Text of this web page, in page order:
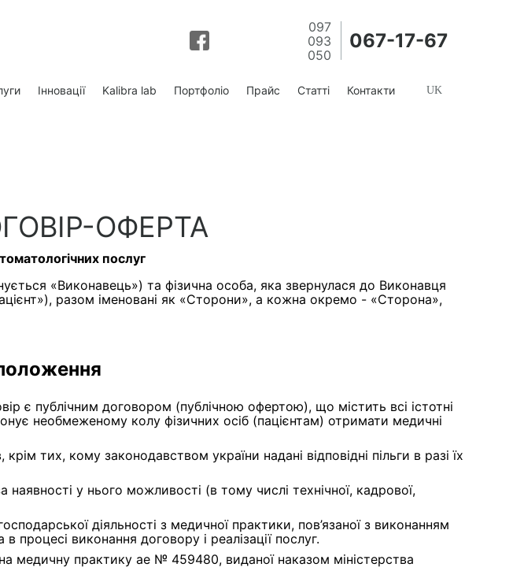
097
093
050
067-17-67
Інновації Kalibra lab Портфолiо Прайс Статті Контакти
ОФЕРТА
послуг
«Виконавець») та фізична особа, яка звернулася до Виконавця
разом іменовані як «Сторони», а кожна окремо - «Сторона»,
є публічним договором (публічною офертою), що містить всі істотні
необмеженому колу фізичних осіб (пацієнтам) отримати медичні
тих, кому законодавством україни надані відповідні пільги в разі їх
у нього можливості (в тому числі технічної, кадрової,
діяльності з медичної практики, пов’язаної з виконанням
процесі виконання договору і реалізації послуг.
на медичну практику ае № 459480, виданої наказом міністерства